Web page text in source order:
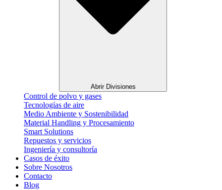
Abrir Divisiones
Control de polvo y gases
Tecnologías de aire
Medio Ambiente y Sostenibilidad
Material Handling y Procesamiento
Smart Solutions
Repuestos y servicios
Ingeniería y consultoría
Casos de éxito
Sobre Nosotros
Contacto
Blog